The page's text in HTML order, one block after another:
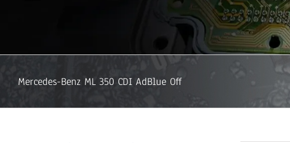
Mercedes-Benz ML 350 CDI AdBlue Off